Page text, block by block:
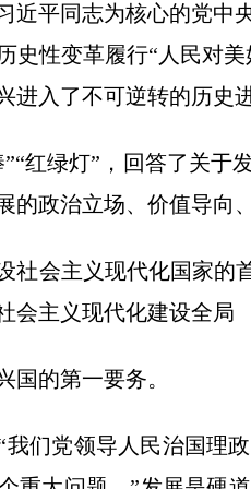
近平同志为核心的党中
史性变革履行“人民对
进入了不可逆转的历史
红绿灯”，回答了关
的政治立场、价值导向
社会主义现代化国家的
会主义现代化建设全局
国的第一要务。
我们党领导人民治国理